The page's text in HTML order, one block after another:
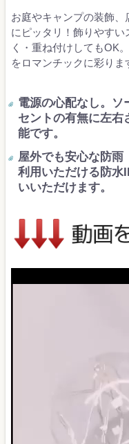
お庭やキャンプの装飾
にピッタリ！飾りやす
く・重ね付けしてもOK
をロマンチックに彩りま
電源の心配なし。ソ
セントの有無に左右
能です。
屋外でも安心な防雨
利用いただける防水
いいただけます。